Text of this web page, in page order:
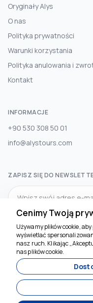
Oryginały Alys
O nas
Polityka prywatności
Warunki korzystania
Polityka anulowania i
Kontakt
INFORMACJE
+90 530 308 50 01
info@alystours.com
ZAPISZ SIĘ DO
MEDIA
Cenimy Twoją
Używamy plików cookie,
wyświetlać
nasz ruch. Klikając
nas plików cookie.